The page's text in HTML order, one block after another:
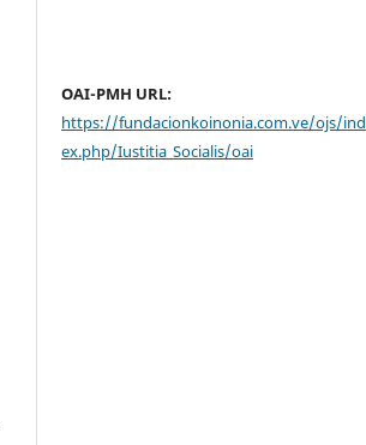
OAI-PMH URL:
https://fundacionkoinonia.com.ve/ojs/ind
ex.php/Iustitia_Socialis/oai